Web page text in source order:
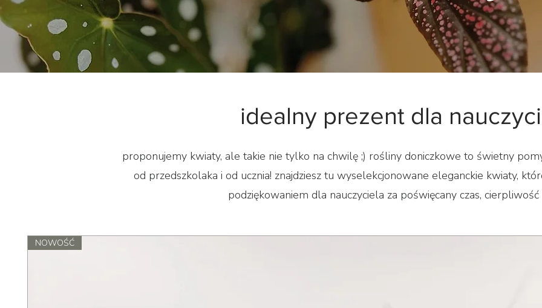
idealny prezent dla
proponujemy kwiaty, ale takie nie tylko na chwilę ;) rośliny doniczkowe to świetny
od przedszkolaka i od ucznia! znajdziesz tu wyselekcjonowane eleganckie kwiaty,
podziękowaniem dla nauczyciela za poświęcany czas, cierpliwość
NOWOŚĆ